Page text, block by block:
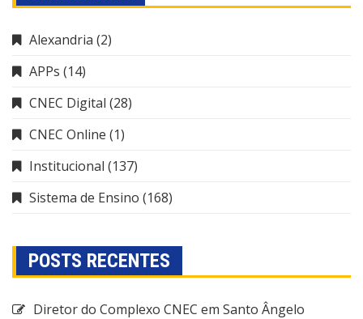
Alexandria (2)
APPs (14)
CNEC Digital (28)
CNEC Online (1)
Institucional (137)
Sistema de Ensino (168)
POSTS RECENTES
Diretor do Complexo CNEC em Santo Ângelo